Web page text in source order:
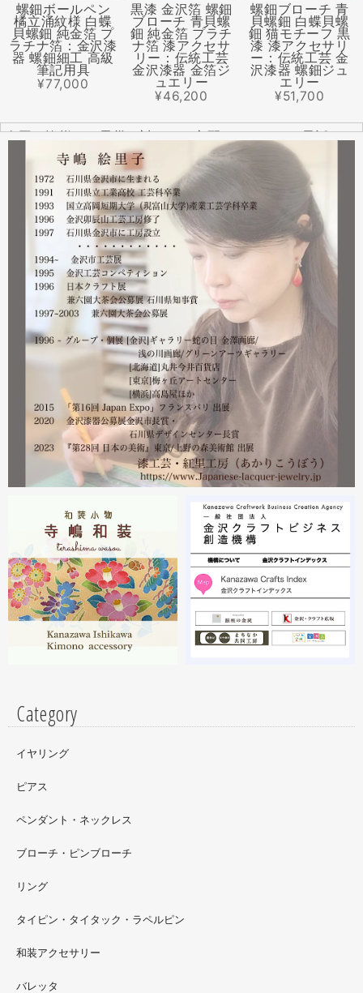
螺鈿ボールペン
橘立涌紋様 白蝶
貝螺鈿 純金箔 プ
ラチナ箔：金沢漆
器 螺鈿細工 高級
筆記用具
¥77,000
黒漆 金沢箔 螺鈿
ブローチ 青貝螺
鈿 純金箔 プラチ
ナ箔 漆アクセサ
リー：伝統工芸
金沢漆器 金箔ジ
ュエリー
¥46,200
螺鈿ブローチ 青
貝螺鈿 白蝶貝螺
鈿 猫モチーフ 黒
漆 漆アクセサリ
ー：伝統工芸 金
沢漆器 螺鈿ジュ
エリー
¥51,700
全国の皆様より震災に対するご心配のメールやお電話をた
くさんいただきました。ありがとうございます。
幸い紅里工房にはそれほどの被害もなく、ただいま通常の
営業をしております。配送につきましても金沢から発送す
る分につきましては問題ありませんのでご安心ください。
皆様には多大なご心配をおかけしており心苦しいばかりで
はありますが、今後とも紅里工房をどうぞよろしくお願い
いたします。
漆工芸・紅里工房 寺嶋絵里子
2023.02
2月21日から27日まで 仙台三越で開催中の『第22回 金
沢・能登 美味と美技展』に出展しています。会場には作
者本人がおりますのでお近くの方はぜひ遊びにいらしてく
ださい。お待ちしております。
2月19日から23日まで 東京・上野の森美術館で開催中の
『第28回 日本の美術展』に出展しています。
2023.02
昨年初めからT-BASE銀座ギャラリーさんのご依頼で螺鈿
細工のソフビフィギュア装飾のお仕事させていただいてま
す。広面積への螺鈿細工や蒔絵となりますのでかなりの高
額品になりますがご好評のようで嬉しい限りです(^^)写真
はドラマに登場していたキャラクターです。
ただ今 東武百貨店船橋店に出展中です。9月20日まで4階
イベントスペースにいます。お近くの方はぜひお越しくだ
Category
イヤリング
ピアス
ペンダント・ネックレス
ブローチ・ピンブローチ
リング
タイピン・タイタック・ラペルピン
和装アクセサリー
バレッタ